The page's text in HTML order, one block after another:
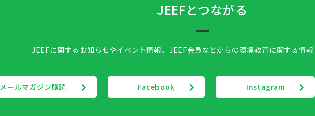
JEEFとつながる
JEEFに関するお知らせやイベント情報、 JEEF会員などからの環境教育に関する情報
メールマガジン購読 Facebook Instagram